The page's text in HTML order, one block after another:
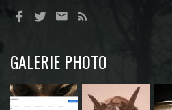
GALERIE PHOTO